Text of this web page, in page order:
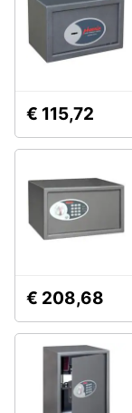
Videogiochi
Audio
Clima
Arredo
Giardinaggio
Salute
€ 115,72
€ 208,68